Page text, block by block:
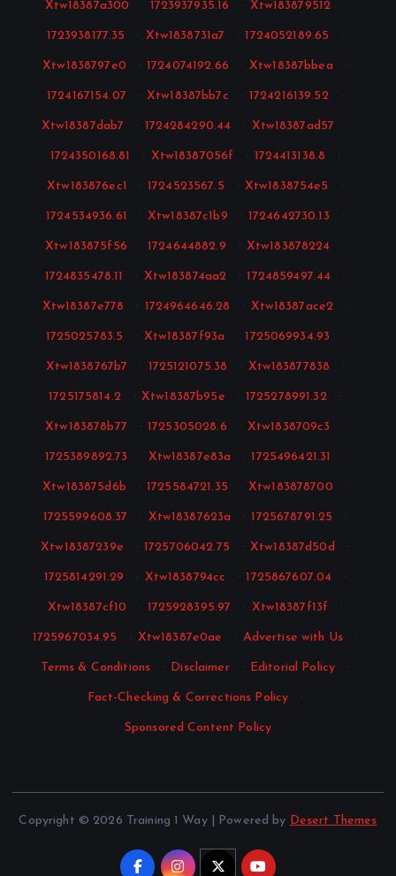
Xtw18387a300 · 1723937935.16 · Xtw183879512 ·
1723938177.35 · Xtw1838731a7 · 1724052189.65 ·
Xtw1838797e0 · 1724074192.66 · Xtw18387bbea ·
1724167154.07 · Xtw18387bb7c · 1724216139.52 ·
Xtw18387dab7 · 1724284290.44 · Xtw18387ad57 ·
1724350168.81 · Xtw18387056f · 1724413138.8 ·
Xtw183876ec1 · 1724523567.5 · Xtw1838754e5 ·
1724534936.61 · Xtw18387c1b9 · 1724642730.13 ·
Xtw183875f56 · 1724644882.9 · Xtw183878224 ·
1724835478.11 · Xtw183874aa2 · 1724859497.44 ·
Xtw18387e778 · 1724964646.28 · Xtw18387ace2 ·
1725025783.5 · Xtw18387f93a · 1725069934.93 ·
Xtw1838767b7 · 1725121075.38 · Xtw183877838 ·
1725175814.2 · Xtw18387b95e · 1725278991.32 ·
Xtw183878b77 · 1725305028.6 · Xtw1838709c3 ·
1725389892.73 · Xtw18387e83a · 1725496421.31 ·
Xtw183875d6b · 1725584721.35 · Xtw183878700 ·
1725599608.37 · Xtw18387623a · 1725678791.25 ·
Xtw18387239e · 1725706042.75 · Xtw18387d50d ·
1725814291.29 · Xtw1838794cc · 1725867607.04 ·
Xtw18387cf10 · 1725928395.97 · Xtw18387f13f ·
1725967034.95 · Xtw18387e0ae · Advertise with Us ·
Terms & Conditions · Disclaimer · Editorial Policy ·
Fact-Checking & Corrections Policy ·
Sponsored Content Policy
Copyright © 2026 Training 1 Way | Powered by Desert Themes